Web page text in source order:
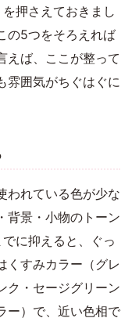
押さえておきまし
の5つをそろえれば
えば、ここが整って
雰囲気がちぐはぐに
われている色が少な
背景・小物のトーン
に抑えると、ぐっ
くすみカラー（グレ
ク・セージグリーン
ー）で、近い色相で